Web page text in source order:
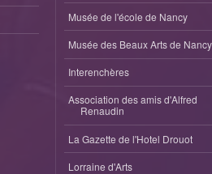
Musée de l'école de Nancy
Musée des Beaux Arts de Nancy
Interenchères
Association des amis d'Alfred
Renaudin
La Gazette de l'Hotel Drouot
Lorraine d'Arts